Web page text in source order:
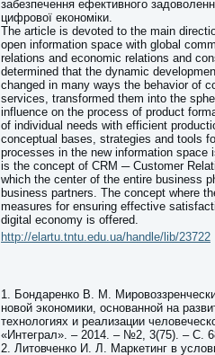
забезпечення ефективного
цифрової економіки.
The article is devoted to the main
open information space with global
relations and economic relations and
determined that the dynamic
changed in many ways the behavior of
services, transformed them into the
influence on the process of product
of individual needs with efficient
conceptual bases, strategies and tools
processes in the new information
is the concept of CRM ─ Customer
which the center of the entire business
business partners. The concept where
measures for ensuring effective
digital economy is offered.
http://elartu.tntu.edu.ua/handle/lib/23722
1. Бондаренко В. М.
новой экономики, основанной на
технологиях и реализации
«Интеграл». – 2014. – №2, 3(75). – С.
2. Литовченко И. Л. Маркетинг в